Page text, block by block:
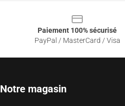
Paiement 100% sécurisé
PayPal / MasterCard / Visa
Notre magasin